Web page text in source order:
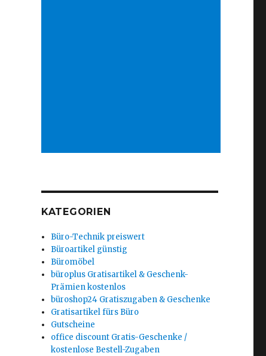
KATEGORIEN
Büro-Technik preiswert
Büroartikel günstig
Büromöbel
büroplus Gratisartikel & Geschenk-
Prämien kostenlos
büroshop24 Gratiszugaben & Geschenke
Gratisartikel fürs Büro
Gutscheine
office discount Gratis-Geschenke /
kostenlose Bestell-Zugaben